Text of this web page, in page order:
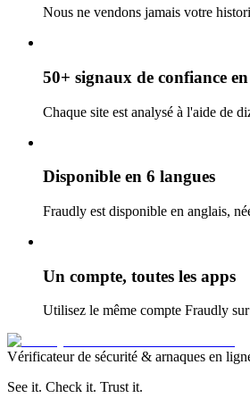
Nous ne vendons jamais votre
50+ signaux de confiance
Chaque site est analysé à l'aide de
Disponible en 6 langues
Fraudly est disponible en anglais,
Un compte, toutes les apps
Utilisez le même compte Fraudly
Vérificateur de sécurité & arnaques en
See it. Check it. Trust it.